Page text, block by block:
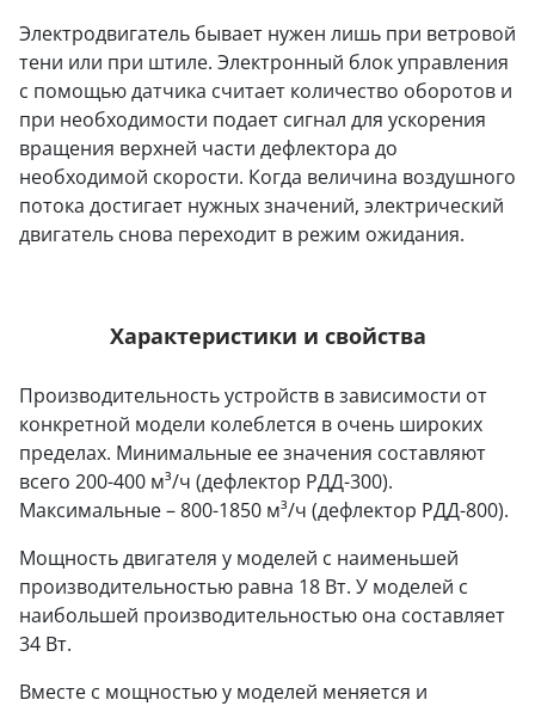
Электродвигатель бывает нужен лишь при ветровой
тени или при штиле. Электронный блок управления
с помощью датчика считает количество оборотов и
при необходимости подает сигнал для ускорения
вращения верхней части дефлектора до
необходимой скорости. Когда величина воздушного
потока достигает нужных значений, электрический
двигатель снова переходит в режим ожидания.
Характеристики и свойства
Производительность устройств в зависимости от
конкретной модели колеблется в очень широких
пределах. Минимальные ее значения составляют
всего 200-400 м³/ч (дефлектор РДД-300).
Максимальные – 800-1850 м³/ч (дефлектор РДД-800).
Мощность двигателя у моделей с наименьшей
производительностью равна 18 Вт. У моделей с
наибольшей производительностью она составляет
34 Вт.
Вместе с мощностью у моделей меняется и